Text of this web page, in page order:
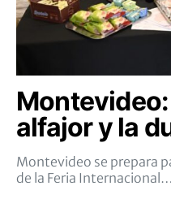
alfajor y la
Montevideo se prepara
de la Feria Internacional…